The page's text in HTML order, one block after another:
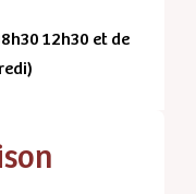
12h30 et de